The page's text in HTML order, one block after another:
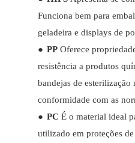
Funciona bem para
geladeira e displays de
● PP Oferece
resistência a produtos
bandejas de esterilização
conformidade com as
● PC É o material ideal
utilizado em proteções